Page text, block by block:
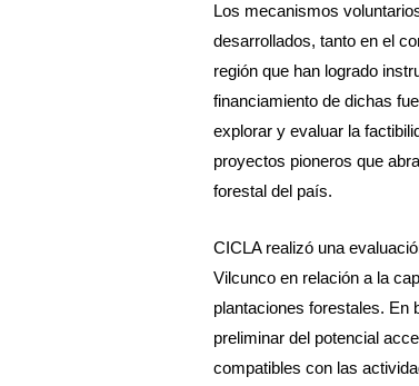
Los mecanismos
desarrollados, tanto en el
región que han logrado
financiamiento de dichas
explorar y evaluar la
proyectos pioneros que
forestal del país.
CICLA realizó una
Vilcunco en relación a la
plantaciones forestales. En
preliminar del potencial
compatibles con las